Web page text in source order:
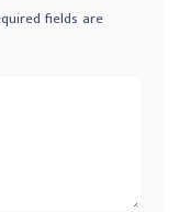
fields are